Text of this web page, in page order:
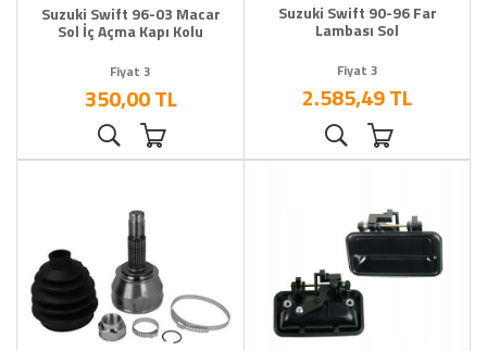
Suzuki Swift 96-03 Macar
Sol İç Açma Kapı Kolu
Fiyat 3
350,00 TL
Suzuki Swift 90-96 Far
Lambası Sol
Fiyat 3
2.585,49 TL